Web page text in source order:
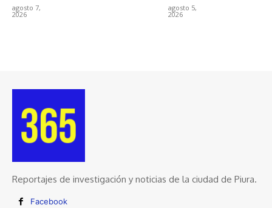
agosto 7,
2026
agosto 5,
2026
Reportajes de investigación y noticias de la ciudad de Piura.
Facebook